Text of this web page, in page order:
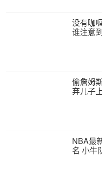
没有咖
谁注意
偷詹姆
弃儿子
NBA最
名 小牛